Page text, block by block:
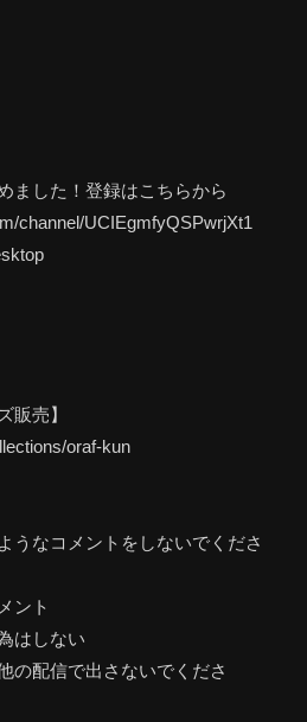
ました！登録はこちらから
channel/UCIEgmfyQSPwrjXt1
販売】
oraf-kun
うなコメントをしないでくださ
ント
はしない
の配信で出さないでくださ